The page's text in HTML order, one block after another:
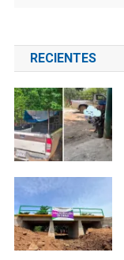
RECIENTES